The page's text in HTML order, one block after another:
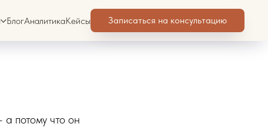
БлогАналитикаКейсы Записаться на консультацию
от
потому что он